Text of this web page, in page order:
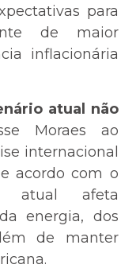
para
de maior
inflacionária
atual não
Moraes ao
internacional
acordo com o
atual afeta
energia, dos
de manter